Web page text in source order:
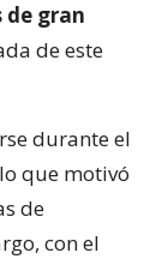
de gran
de este
durante el
que motivó
de
con el